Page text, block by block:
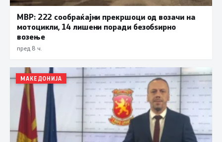
МВР: 222 сообраќајни прекршоци од возачи на
мотоцикли, 14 лишени поради безобѕирно
возење
пред 8 ч.
МАКЕДОНИЈА